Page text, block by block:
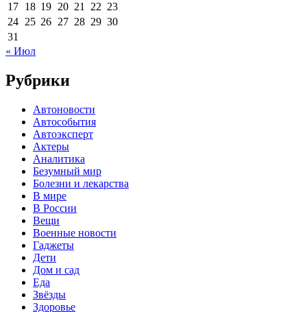
17 18 19 20 21 22 23
24 25 26 27 28 29 30
31
« Июл
Рубрики
Автоновости
Автособытия
Автоэксперт
Актеры
Аналитика
Безумный мир
Болезни и лекарства
В мире
В России
Вещи
Военные новости
Гаджеты
Дети
Дом и сад
Еда
Звёзды
Здоровье